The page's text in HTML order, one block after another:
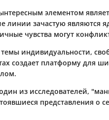
элементом
линии зачастую являются
чувства могут
темы индивидуальности,
создает платформу для
из исследователей,
представления о